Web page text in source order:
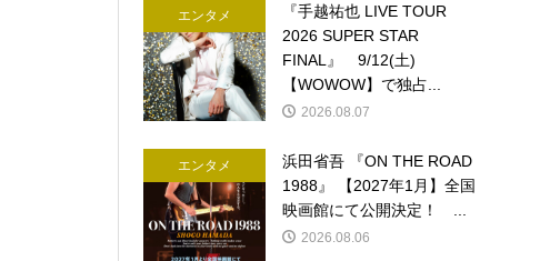
エンタメ
『手越祐也 LIVE TOUR
2026 SUPER STAR
FINAL』 9/12(土)
【WOWOW】で独占...
2026.08.07
エンタメ
浜田省吾 『ON THE ROAD
1988』 【2027年1月】全国
映画館にて公開決定！ ...
2026.08.06